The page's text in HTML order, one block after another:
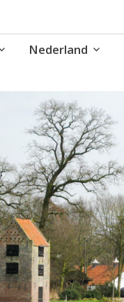
Nederland